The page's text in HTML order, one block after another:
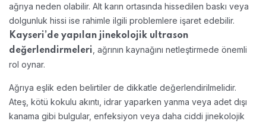
ağrıya neden olabilir. Alt karın ortasında hissedilen baskı veya
dolgunluk hissi ise rahimle ilgili problemlere işaret edebilir.
Kayseri’de yapılan jinekolojik ultrason
değerlendirmeleri , ağrının kaynağını netleştirmede önemli
rol oynar.
Ağrıya eşlik eden belirtiler de dikkatle değerlendirilmelidir.
Ateş, kötü kokulu akıntı, idrar yaparken yanma veya adet dışı
kanama gibi bulgular, enfeksiyon veya daha ciddi jinekolojik